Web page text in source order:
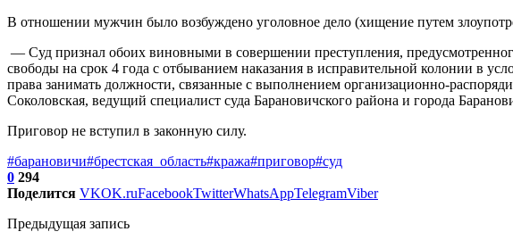
В отношении мужчин было возбуждено уголовное дело (хищение путем
— Суд признал обоих виновными в совершении преступления,
свободы на срок 4 года с отбыванием наказания в исправительной колонии в
права занимать должности, связанные с выполнением организационно-
Соколовская, ведущий специалист суда Барановичского района и города
Приговор не вступил в законную силу.
#барановичи#брестская_область#кража#приговор#суд
0 294
Поделится VKOK.ruFacebookTwitterWhatsAppTelegramViber
Предыдущая запись